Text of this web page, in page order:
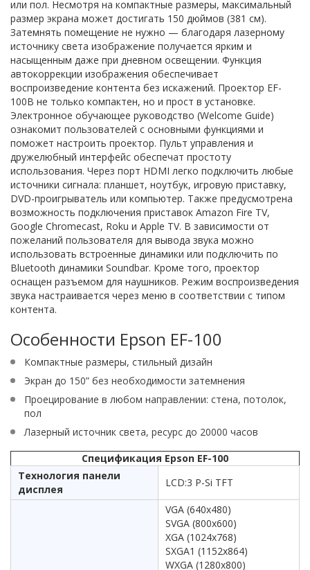
или пол. Несмотря на компактные размеры, максимальный
размер экрана может достигать 150 дюймов (381 см).
Затемнять помещение не нужно — благодаря лазерному
источнику света изображение получается ярким и
насыщенным даже при дневном освещении. Функция
автокоррекции изображения обеспечивает
воспроизведение контента без искажений. Проектор EF-
100B не только компактен, но и прост в установке.
Электронное обучающее руководство (Welcome Guide)
ознакомит пользователей с основными функциями и
поможет настроить проектор. Пульт управления и
дружелюбный интерфейс обеспечат простоту
использования. Через порт HDMI легко подключить любые
источники сигнала: планшет, ноутбук, игровую приставку,
DVD-проигрыватель или компьютер. Также предусмотрена
возможность подключения приставок Amazon Fire TV,
Google Chromecast, Roku и Apple TV. В зависимости от
пожеланий пользователя для вывода звука можно
использовать встроенные динамики или подключить по
Bluetooth динамики Soundbar. Кроме того, проектор
оснащен разъемом для наушников. Режим воспроизведения
звука настраивается через меню в соответствии с типом
контента.
Особенности Epson EF-100
Компактные размеры, стильный дизайн
Экран до 150” без необходимости затемнения
Проецирование в любом направлении: стена, потолок,
пол
Лазерный источник света, ресурс до 20000 часов
Спецификация Epson EF-100
Технология панели
дисплея
LCD:3 P-Si TFT
VGA (640x480)
SVGA (800x600)
XGA (1024x768)
SXGA1 (1152x864)
WXGA (1280x800)